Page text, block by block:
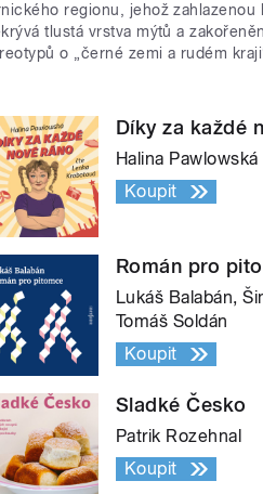
regionu, jehož zahlazenou
tlustá vrstva mýtů a
o „černé zemi a rudém
Díky za každé
Halina Pawlowská
Koupit
Román pro
Lukáš Balabán,
Tomáš Soldán
Koupit
Sladké Česko
Patrik Rozehnal
Koupit